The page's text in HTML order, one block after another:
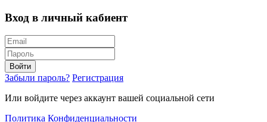
Вход в личный кабиент
Войти
Забыли пароль? Регистрация
Или войдите через аккаунт вашей социальной сети
Политика Конфиденциальности